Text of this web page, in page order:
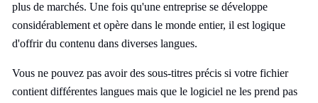
plus de marchés. Une fois qu'une entreprise se développe
considérablement et opère dans le monde entier, il est logique
d'offrir du contenu dans diverses langues.
Vous ne pouvez pas avoir des sous-titres précis si votre fichier
contient différentes langues mais que le logiciel ne les prend pas